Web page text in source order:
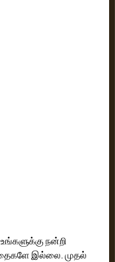
நன்றி
இல்லை. முதல்